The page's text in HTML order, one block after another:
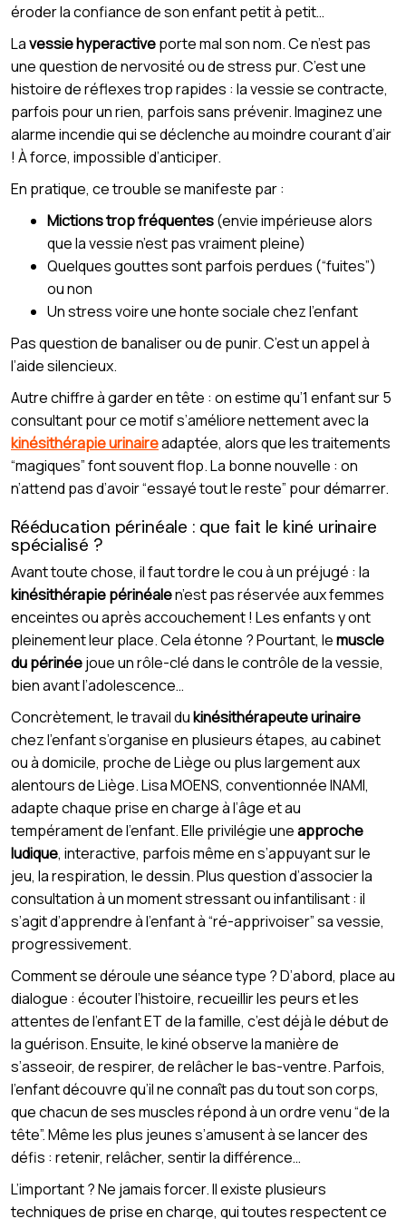
éroder la confiance de son enfant petit à petit…
Lavessie hyperactiveporte mal son nom. Ce n’est pas
une question de nervosité ou de stress pur. C’est une
histoire de réflexes trop rapides : la vessie se contracte,
parfois pour un rien, parfois sans prévenir. Imaginez une
alarme incendie qui se déclenche au moindre courant d’air
! À force, impossible d’anticiper.
En pratique, ce trouble se manifeste par :
Mictions trop fréquentes(envie impérieuse alors
que la vessie n’est pas vraiment pleine)
Quelques gouttes sont parfois perdues (“fuites”)
ou non
Un stress voire une honte sociale chez l’enfant
Pas question de banaliser ou de punir. C’est un appel à
l’aide silencieux.
Autre chiffre à garder en tête : on estime qu’1 enfant sur 5
consultant pour ce motif s’améliore nettement avec la
kinésithérapie urinaireadaptée, alors que les traitements
“magiques” font souvent flop. La bonne nouvelle : on
n’attend pas d’avoir “essayé tout le reste” pour démarrer.
Rééducation périnéale : que fait le kiné urinaire
spécialisé ?
Avant toute chose, il faut tordre le cou à un préjugé : la
kinésithérapie périnéalen’est pas réservée aux femmes
enceintes ou après accouchement ! Les enfants y ont
pleinement leur place. Cela étonne ? Pourtant, lemuscle
du périnéejoue un rôle-clé dans le contrôle de la vessie,
bien avant l’adolescence…
Concrètement, le travail dukinésithérapeute urinaire
chez l’enfant s’organise en plusieurs étapes, au cabinet
ou à domicile, proche de Liège ou plus largement aux
alentours de Liège. Lisa MOENS, conventionnée INAMI,
adapte chaque prise en charge à l’âge et au
tempérament de l’enfant. Elle privilégie uneapproche
ludique, interactive, parfois même en s’appuyant sur le
jeu, la respiration, le dessin. Plus question d’associer la
consultation à un moment stressant ou infantilisant : il
s’agit d’apprendre à l’enfant à “ré-apprivoiser” sa vessie,
progressivement.
Comment se déroule une séance type ? D’abord, place au
dialogue : écouter l’histoire, recueillir les peurs et les
attentes de l’enfant ET de la famille, c’est déjà le début de
la guérison. Ensuite, le kiné observe la manière de
s’asseoir, de respirer, de relâcher le bas-ventre. Parfois,
l’enfant découvre qu’il ne connaît pas du tout son corps,
que chacun de ses muscles répond à un ordre venu “de la
tête”. Même les plus jeunes s’amusent à se lancer des
défis : retenir, relâcher, sentir la différence…
L’important ? Ne jamais forcer. Il existe plusieurs
techniques de prise en charge, qui toutes respectent ce